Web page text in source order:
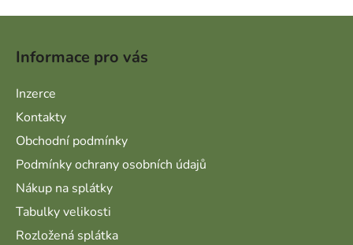
Informace pro vás
Inzerce
Kontakty
Obchodní podmínky
Podmínky ochrany osobních údajů
Nákup na splátky
Tabulky velikosti
Rozložená splátka